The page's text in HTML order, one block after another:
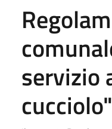
servizio
cucciolo"